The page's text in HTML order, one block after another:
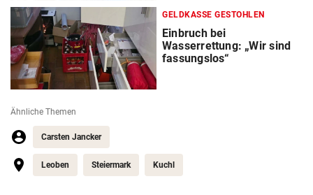
GELDKASSE GESTOHLEN
Einbruch bei
Wasserrettung: „Wir sind
fassungslos“
Ähnliche Themen
Carsten Jancker
Leoben Steiermark Kuchl